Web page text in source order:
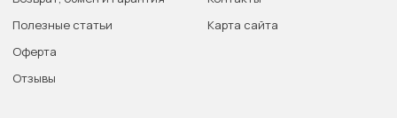
Полезные статьи
Оферта
Отзывы
Карта сайта